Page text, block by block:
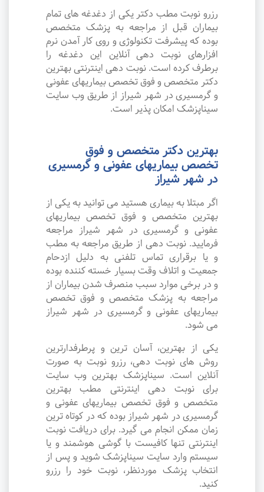
رزرو نوبت مطب دکتر یکی از دغدغه های تمام
بیماران قبل از مراجعه به پزشک متخصص
بوده که پیشرفت تکنولوژی و روی کار آمدن نرم
افزارهای نوبت دهی آنلاین این دغدغه را
برطرف کرده است. نوبت دهی اینترنتی بهترین
دکتر متخصص و فوق تخصص بیماریهای عفونی
و گرمسیری در شهر شیراز از طریق وب سایت
سیناپزشک امکان پذیر است.
بهترین دکتر متخصص و فوق
تخصص بیماریهای عفونی و گرمسیری
در شهر شیراز
اگر مبتلا به بیماری هستید می توانید به یکی از
بهترین متخصص و فوق تخصص بیماریهای
عفونی و گرمسیری در شهر شیراز مراجعه
فرمایید. نوبت دهی از طریق مراجعه به مطب
و یا برقراری تماس تلفنی به دلیل ازدحام
جمعیت و اتلاف وقت بسیار خسته کننده بوده
و در برخی موارد سبب منصرف شدن بیماران از
مراجعه به پزشک متخصص و فوق تخصص
بیماریهای عفونی و گرمسیری در شهر شیراز
می شود.
یکی از بهترین، آسان ترین و پرطرفدارترین
روش های نوبت دهی، رزرو نوبت به صورت
آنلاین است. سیناپزشک بهترین وب سایت
برای نوبت دهی اینترنتی مطب بهترین
متخصص و فوق تخصص بیماریهای عفونی و
گرمسیری در شهر شیراز بوده که در کوتاه ترین
زمان ممکن انجام می گیرد. برای دریافت نوبت
اینترنتی تنها کافیست با گوشی هوشمند و یا
سیستم وارد سایت سیناپزشک شوید و پس از
انتخاب پزشک موردنظر، نوبت خود را رزرو
کنید.